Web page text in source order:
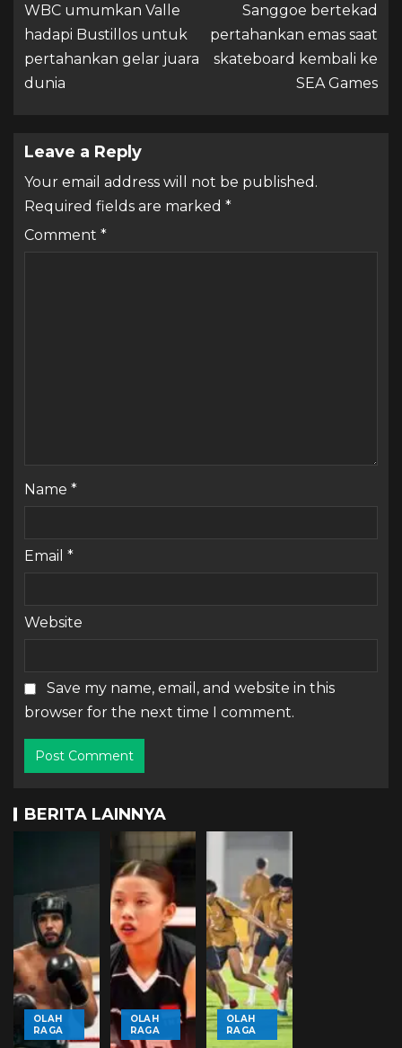
WBC umumkan Valle
hadapi Bustillos untuk
pertahankan gelar juara
dunia
Sanggoe bertekad
pertahankan emas saat
skateboard kembali ke
SEA Games
Leave a Reply
Your email address will not be published.
Required fields are marked *
Comment *
Name *
Email *
Website
Save my name, email, and website in this
browser for the next time I comment.
BERITA LAINNYA
OLAH
RAGA
OLAH
RAGA
OLAH
RAGA